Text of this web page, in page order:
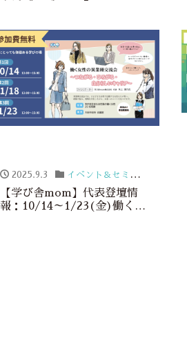
2025.9.3 イベント＆セミナー
【学び舎mom】代表登壇情
報：10/14～1/23(金)働く女